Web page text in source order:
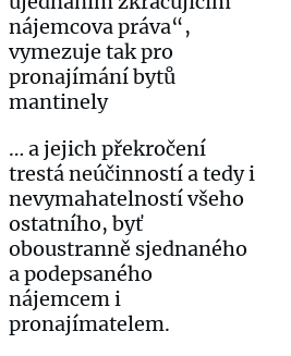
nájemcova práva“,
vymezuje tak pro
pronajímání bytů
mantinely
… a jejich překročení
trestá neúčinností a tedy i
nevymahatelností všeho
ostatního, byť
oboustranně sjednaného
a podepsaného
nájemcem i
pronajímatelem.